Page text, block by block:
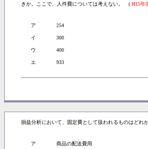
きか。ここで、人件費については考えない。 ( H15
ア 254
イ 300
ウ 400
エ 933
損益分析において、固定費として扱われるものはど
ア 商品の配送費用